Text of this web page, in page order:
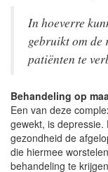
In hoeverre
gebruikt om de
patiënten te
Behandeling op
Een van deze
gewekt, is
gezondheid de
die hiermee
behandeling te